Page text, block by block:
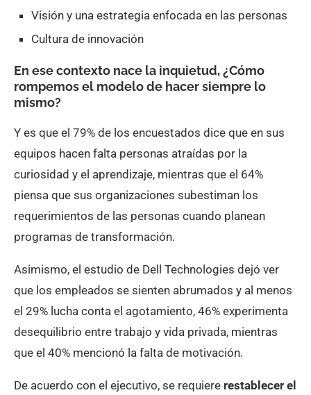
Visión y una estrategia enfocada en las personas
Cultura de innovación
En ese contexto nace la inquietud, ¿Cómo
rompemos el modelo de hacer siempre lo
mismo?
Y es que el 79% de los encuestados dice que en sus
equipos hacen falta personas atraídas por la
curiosidad y el aprendizaje, mientras que el 64%
piensa que sus organizaciones subestiman los
requerimientos de las personas cuando planean
programas de transformación.
Asimismo, el estudio de Dell Technologies dejó ver
que los empleados se sienten abrumados y al menos
el 29% lucha conta el agotamiento, 46% experimenta
desequilibrio entre trabajo y vida privada, mientras
que el 40% mencionó la falta de motivación.
De acuerdo con el ejecutivo, se requiere restablecer el